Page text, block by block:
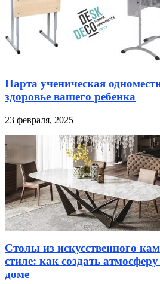
Парта ученическая
здоровье вашего ребенка
23 февраля, 2025
Столы из искусственного
стиле: как создать
доме